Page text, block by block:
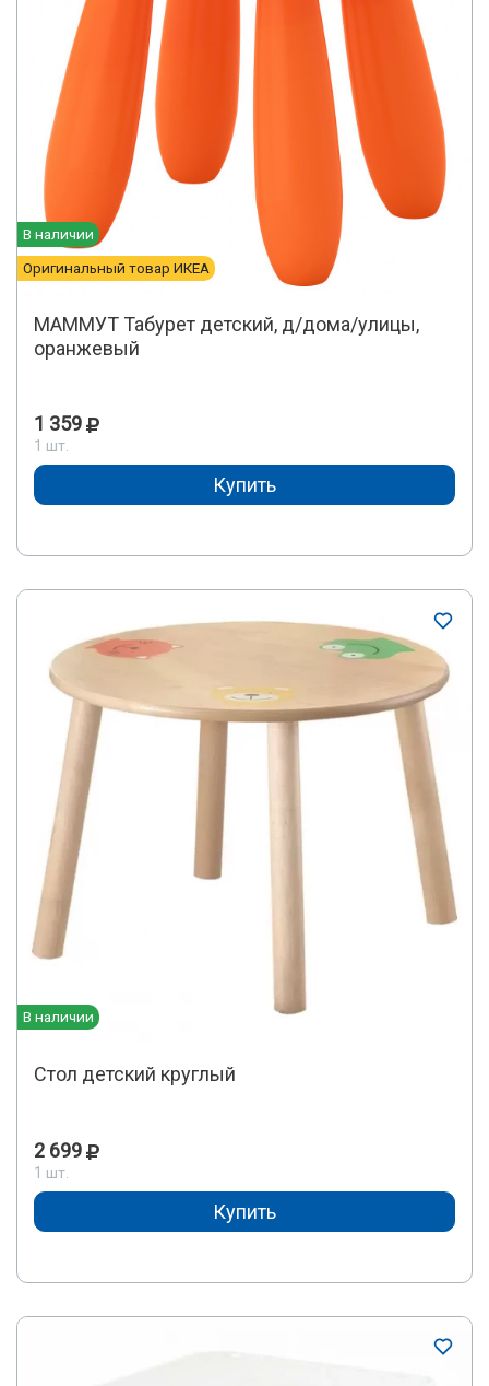
В наличии
Оригинальный товар ИКЕА
МАММУТ Табурет детский, д/дома/улицы,
оранжевый
1 359
1 шт.
Купить
В наличии
Стол детский круглый
2 699
1 шт.
Купить